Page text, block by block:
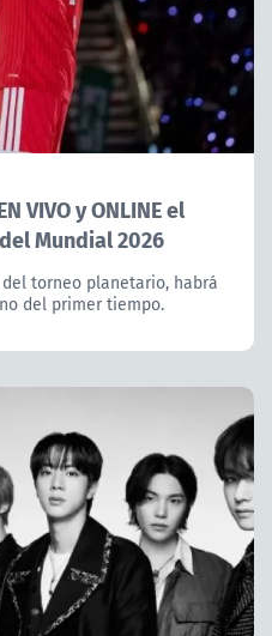
VIVO y ONLINE el
Mundial 2026
torneo planetario, habrá
del primer tiempo.